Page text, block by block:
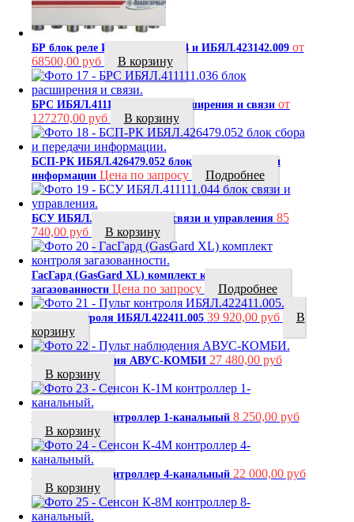
БР блок реле ИБЯЛ.423142.004 и ИБЯЛ.423142.009 от
68500,00 руб
В корзину
БРС ИБЯЛ.411111.036 блок расширения и связи от
127270,00 руб
В корзину
БСП-РК ИБЯЛ.426479.052 блок сбора и передачи
информации Цена по запросу Подробнее
БСУ ИБЯЛ.411111.044 блок связи и управления 85
740,00руб В корзину
ГасГард (GasGard XL) комплект контроля
загазованности Цена по запросу Подробнее
Пульт контроля ИБЯЛ.422411.005 39 920,00руб
В
корзину
Пульт наблюдения АВУС-КОМБИ 27 480,00руб
В корзину
Сенсон К-1М контроллер 1-канальный 8 250,00руб
В корзину
Сенсон К-4М контроллер 4-канальный 22 000,00руб
В корзину